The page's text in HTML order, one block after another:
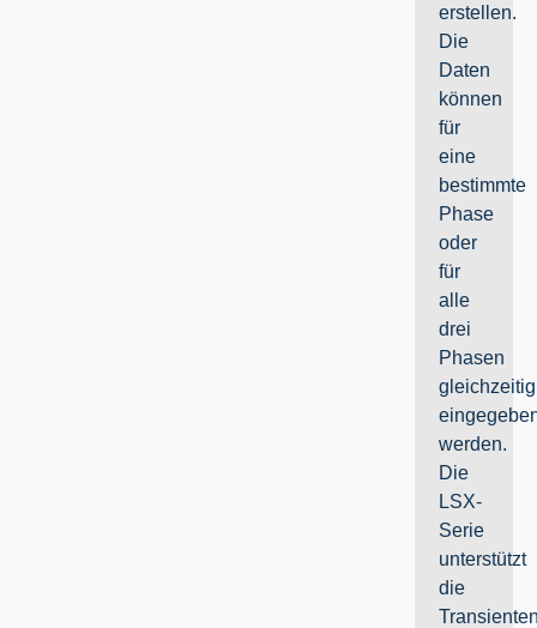
erstellen.
Die
Daten
können
für
eine
bestimmte
Phase
oder
für
alle
drei
Phasen
gleichzeitig
werden.
Die
LSX-
Serie
unterstützt
die